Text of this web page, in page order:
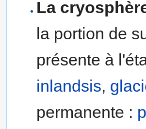
La
la portion de
présente à
inlandsis,
permanente :